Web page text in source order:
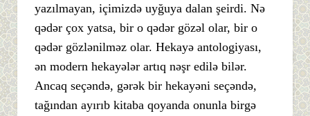
yazılmayan, içimizdə uyğuya dalan şeirdi. Nə
qədər çox yatsa, bir o qədər gözəl olar, bir o
qədər gözlənilməz olar. Hekayə antologiyası,
ən modern hekayələr artıq nəşr edilə bilər.
Ancaq seçəndə, gərək bir hekayəni seçəndə,
tağından ayırıb kitaba qoyanda onunla birgə